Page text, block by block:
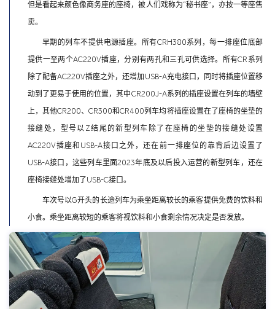
但是看起来颜色像商务座的座椅，被人们戏称为“秘书座”，亦按一等座售
卖。
早期的列车不提供电源插座。所有CRH380系列，每一排座位底部
提供一至两个AC220V插座，分别有两孔和三孔可供选择。所有CR系列
除了配备AC220V插座之外，还增加USB-A充电接口，同时将插座位置移
动到了更易于使用的位置，其中CR200J-A系列的插座设置在列车的墙壁
上，其他CR200、CR300和CR400列车均将插座设置在了座椅的坐垫的
接缝处，型号以Z结尾的新型列车除了在座椅的坐垫的接缝处设置
AC220V插座和USB-A接口之外，还在前一排座位的靠背后边设置了
USB-A接口，这些列车里面2023年底及以后投入运营的新型列车，还在
座椅接缝处增加了USB-C接口。
车次号以G开头的长途列车为乘坐距离较长的乘客提供免费的饮料和
小食。乘坐距离较短的乘客将视饮料和小食剩余情况决定是否发放。